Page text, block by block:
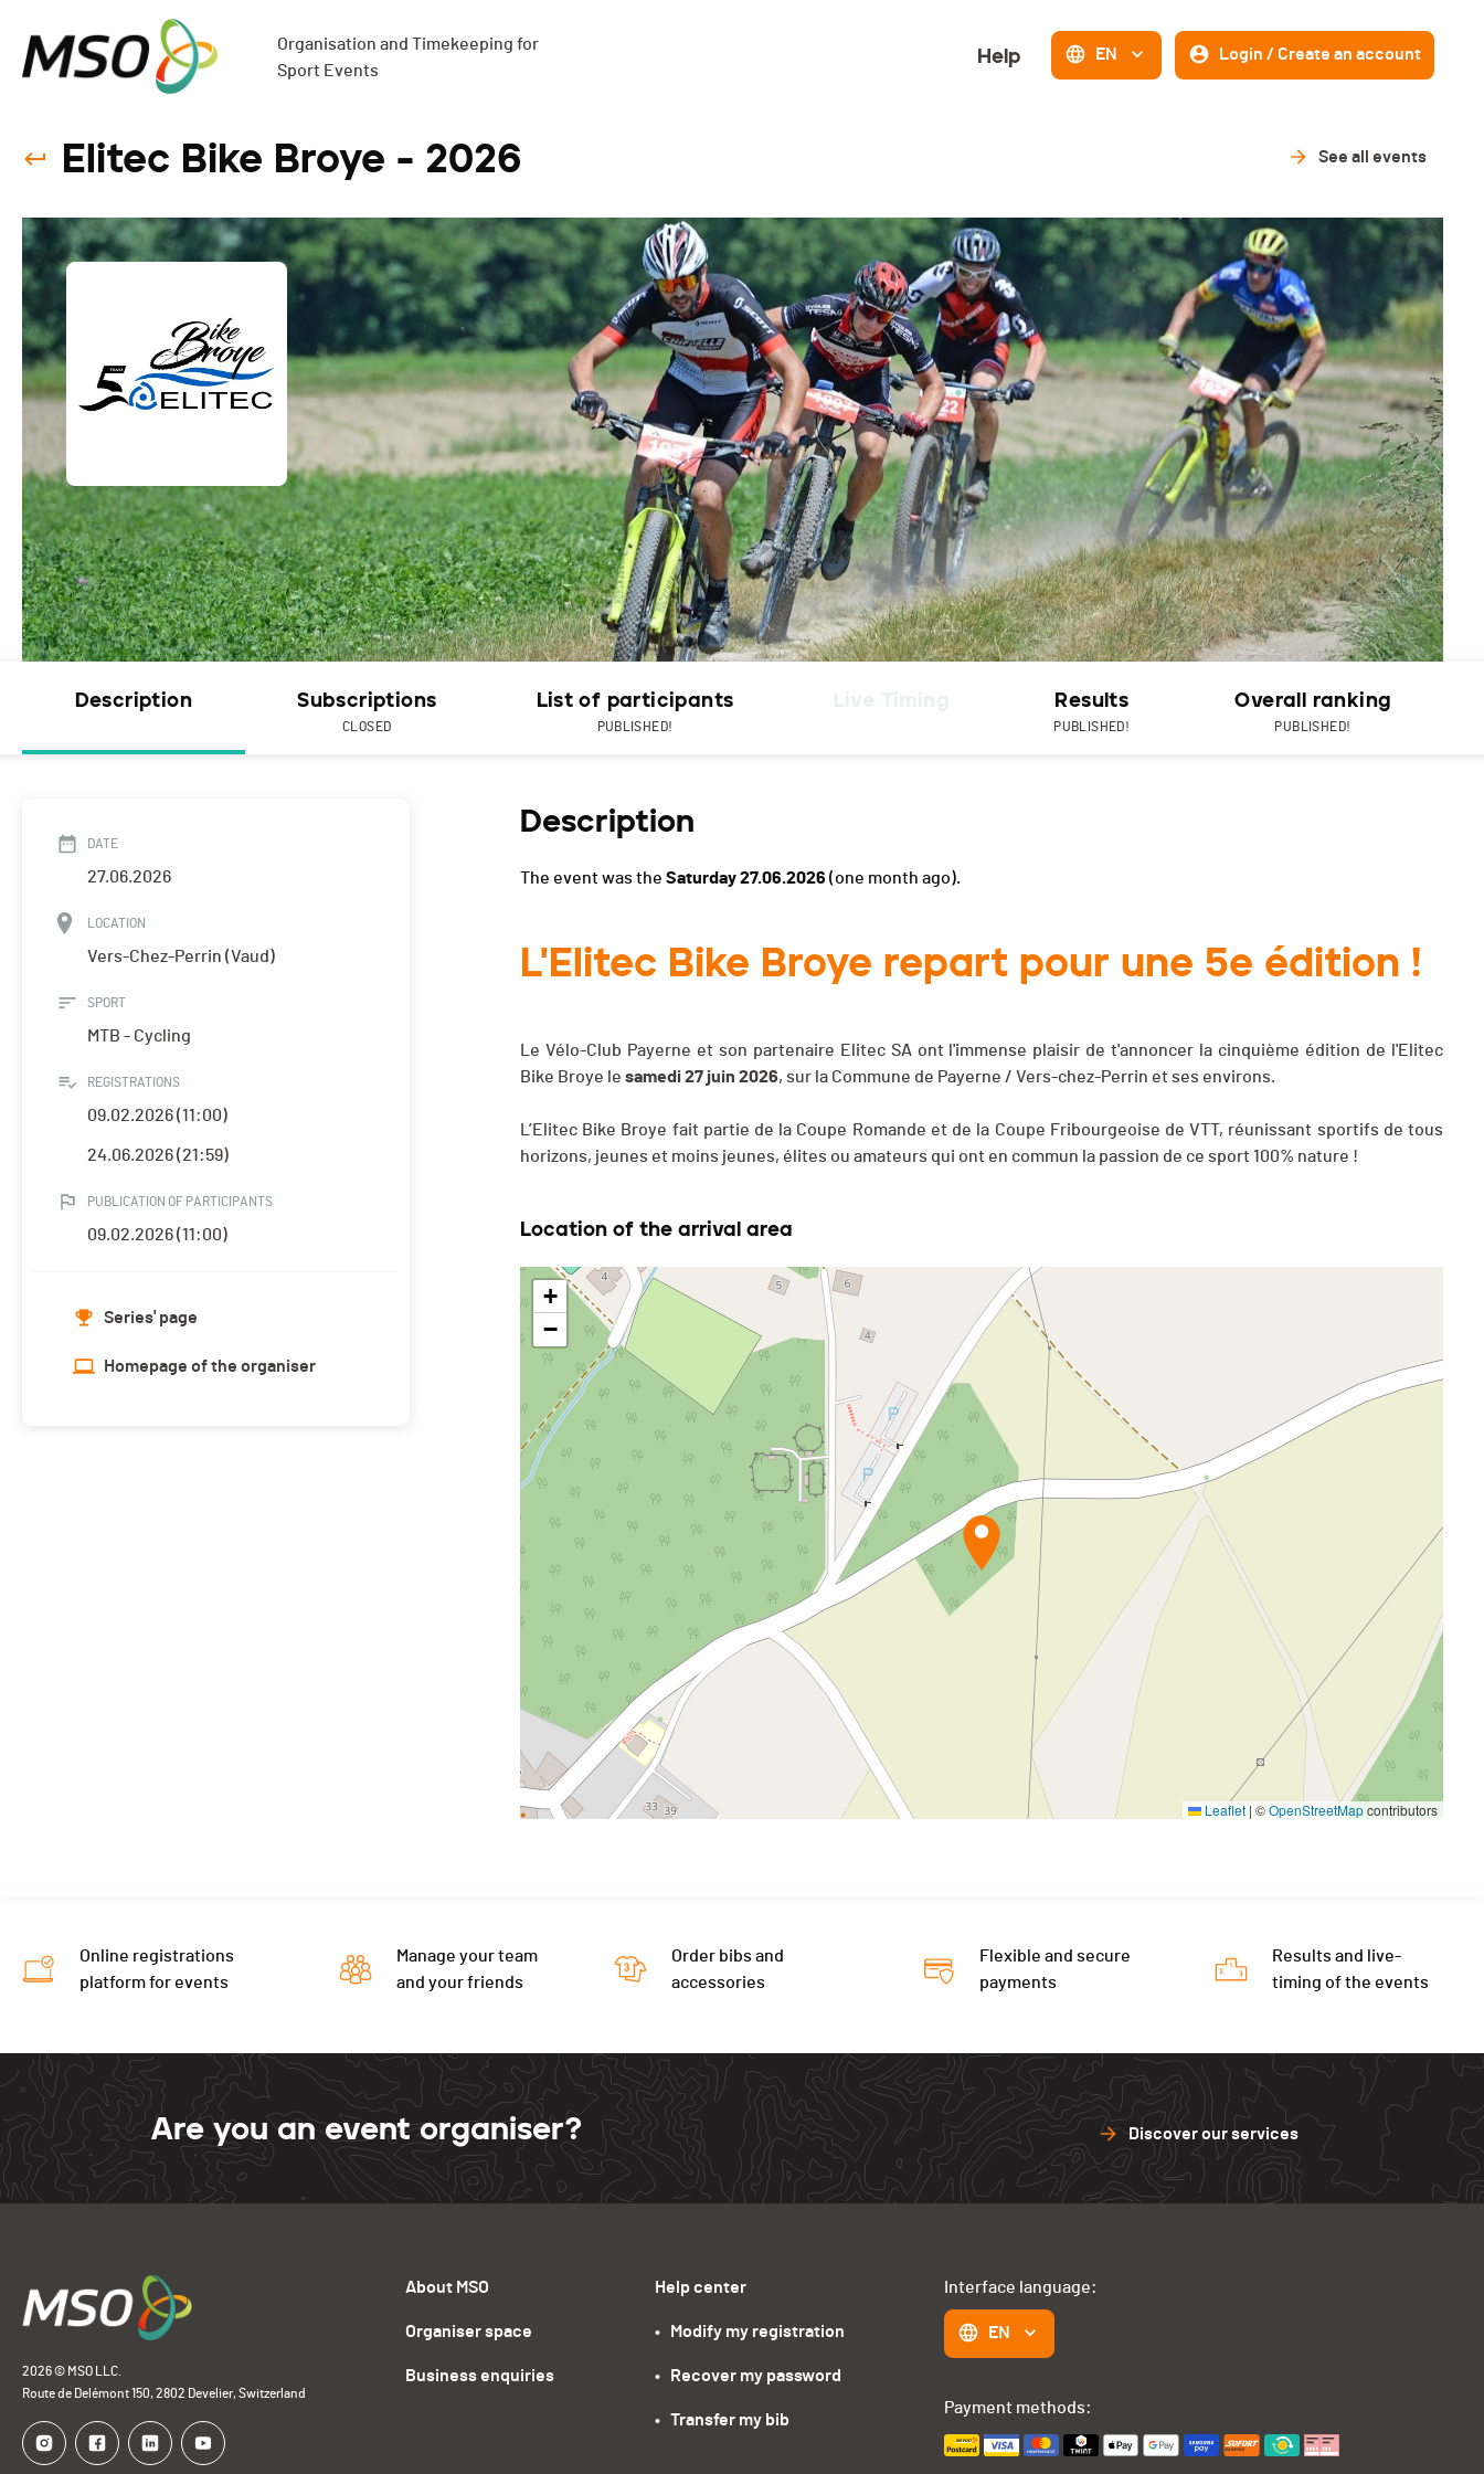
Organisation and Timekeeping for
Sport Events
Help EN Login / Create an account
Elitec Bike Broye - 2026 See all events
Description Subscriptions
CLOSED
List of participants
PUBLISHED!
Results
PUBLISHED!
Overall ranking
PUBLISHED!
DATE
27.06.2026
LOCATION
Vers-Chez-Perrin (Vaud)
SPORT
MTB - Cycling
REGISTRATIONS
09.02.2026 (11:00)
24.06.2026 (21:59)
PUBLICATION OF PARTICIPANTS
09.02.2026 (11:00)
Series' page
Homepage of the organiser
Description
The event was the Saturday 27.06.2026 (one month ago).
L'Elitec Bike Broye repart pour une 5e édition !
Le Vélo-Club Payerne et son partenaire Elitec SA ont l'immense plaisir de t'annoncer la cinquième édition de l'Elitec
Bike Broye le samedi 27 juin 2026, sur la Commune de Payerne / Vers-chez-Perrin et ses environs.
L’Elitec Bike Broye fait partie de la Coupe Romande et de la Coupe Fribourgeoise de VTT, réunissant sportifs de tous
horizons, jeunes et moins jeunes, élites ou amateurs qui ont en commun la passion de ce sport 100% nature !
Location of the arrival area
+
−
Leaflet | ©OpenStreetMapcontributors
Online registrations
platform for events
Manage your team
and your friends
Order bibs and
accessories
Flexible and secure
payments
Results and live-
timing of the events
Are you an event organiser? Discover our services
2026 © MSO LLC.
Route de Delémont 150, 2802 Develier, Switzerland
About MSO
Organiser space
Business enquiries
Help center
•   Modify my registration
•   Recover my password
•   Transfer my bib
Interface language:
EN
Payment methods: